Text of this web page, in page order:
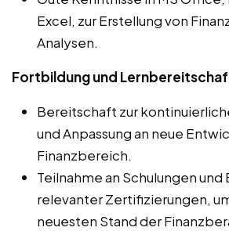
Excel, zur Erstellung von
Analysen.
Fortbildung und
Bereitschaft zur
und Anpassung an neue
Finanzbereich.
Teilnahme an Schulungen und
relevanter Zertifizierungen,
neuesten Stand der